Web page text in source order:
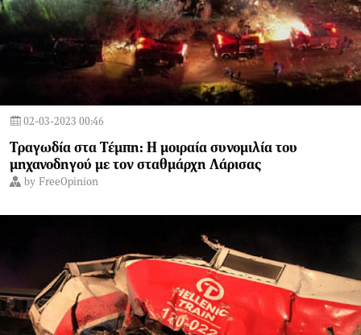
02-03-2023 00:46
Τραγωδία στα Τέμπη: Η μοιραία συνομιλία του
μηχανοδηγού με τον σταθμάρχη Λάρισας
by FreeOpinion